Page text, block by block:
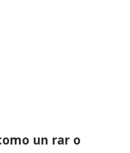
un rar o